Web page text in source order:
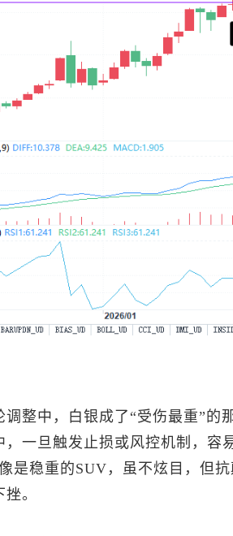
整中，白银成了“受伤最重”的
，一旦触发止损或风控机制，容
是稳重的SUV，虽不炫目，但
。